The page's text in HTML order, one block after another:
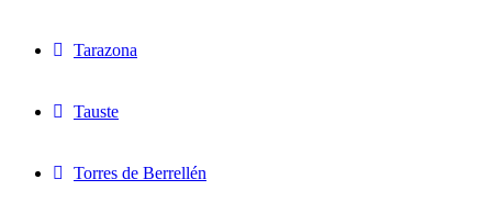
Tarazona
Tauste
Torres de Berrellén